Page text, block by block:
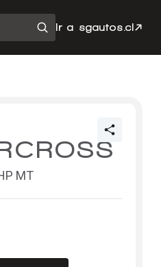
Ir a sgautos.cl
MT